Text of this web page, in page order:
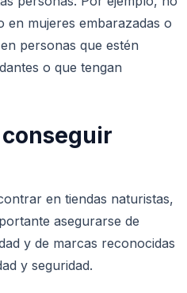
en mujeres embarazadas o
personas que estén
o que tengan
en tiendas naturistas,
asegurarse de
y de marcas reconocidas
y seguridad.